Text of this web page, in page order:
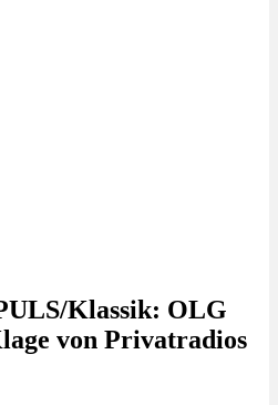
Klassik: OLG
von Privatradios